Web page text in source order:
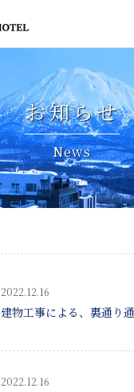
お知らせ
News
2022.12.16
建物工事による、裏通り
2022.12.16